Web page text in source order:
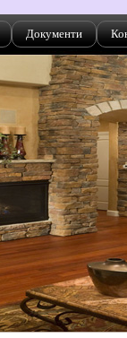
Документи